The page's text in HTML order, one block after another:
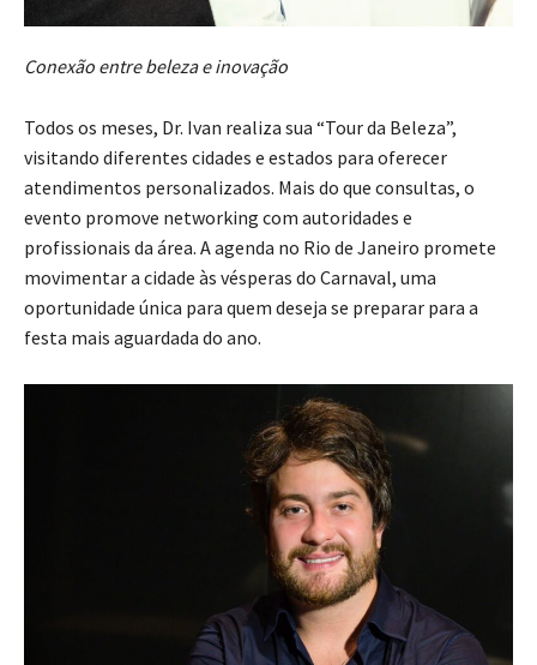
Conexão entre beleza e inovação
Todos os meses, Dr. Ivan realiza sua “Tour da Beleza”,
visitando diferentes cidades e estados para oferecer
atendimentos personalizados. Mais do que consultas, o
evento promove networking com autoridades e
profissionais da área. A agenda no Rio de Janeiro promete
movimentar a cidade às vésperas do Carnaval, uma
oportunidade única para quem deseja se preparar para a
festa mais aguardada do ano.